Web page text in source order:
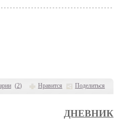
(2) Нравится Поделиться
ДНЕВНИК